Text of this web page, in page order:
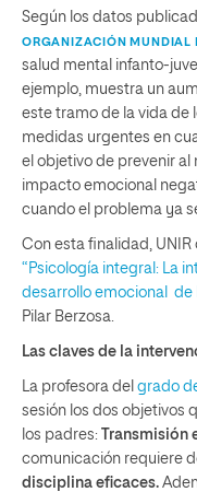
Según los datos
ORGANIZACIÓN MUNDIAL
salud mental infanto-
ejemplo, muestra un
este tramo de la vida de
medidas urgentes en
el objetivo de prevenir al
impacto emocional
cuando el problema ya
Con esta finalidad,
“Psicología integral: La
desarrollo emocional de
Pilar Berzosa.
Las claves de la
La profesora del grado
sesión los dos objetivos
los padres:
comunicación requiere
disciplina eficaces.